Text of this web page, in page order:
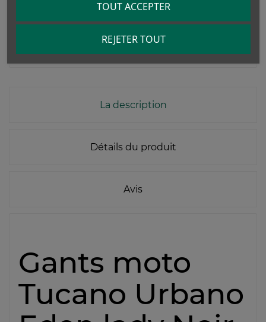
La description
Détails du produit
Avis
Gants moto
Tucano Urbano
REJETER TOUT
TOUT ACCEPTER